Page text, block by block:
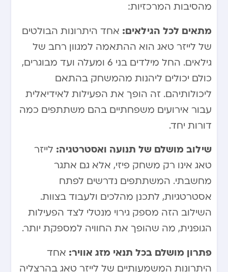
מהסיבות המרכזיות:
מתאים לכל הגילאים: אחד היתרונות הבולטים
של לייזר טאג הוא ההתאמה למגוון רחב של
גילאים. החל מילדים בני 6 ומעלה ועד מבוגרים,
כולם יכולים ליהנות מהמשחק בהתאם
ליכולותיהם. זה הופך את הפעילות לאידיאלית
עבור אירועים משפחתיים בהם משתתפים כמה
דורות יחד.
שילוב מושלם של תנועה ואסטרטגיה: לייזר
טאג אינו רק משחק פיזי, אלא גם אתגר
מחשבתי. המשתתפים נדרשים לפתח
אסטרטגיות, לתכנן מהלכים ולעבוד בצוות.
השילוב הזה מספק גירוי מנטלי לצד הפעילות
הגופנית, מה שהופך את החוויה למספקת יותר.
פתרון מושלם בכל תנאי מזג אוויר: אחד
היתרונות המשמעותיים של לייזר טאג בהרצליה